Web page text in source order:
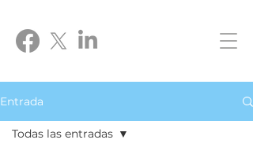
Entrada
Todas las entradas